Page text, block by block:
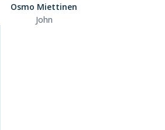
Osmo Miettinen
John